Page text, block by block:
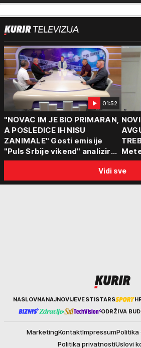
01:52
"NOVAC IM JE BIO PRIMARAN,
A POSLEDICE IH NISU
ZANIMALE" Gosti emisije
"Puls Srbije vikend" analizirali
slučajeve koji su potresli
Srbiju: Zločin se ne isplati
za
Vidi sve
KurirNASLOVNANAJNOVIJEVESTISTARS
ODRŽIVA
MarketingKontaktImpressumPolitika
Politika privatnostiUslovi